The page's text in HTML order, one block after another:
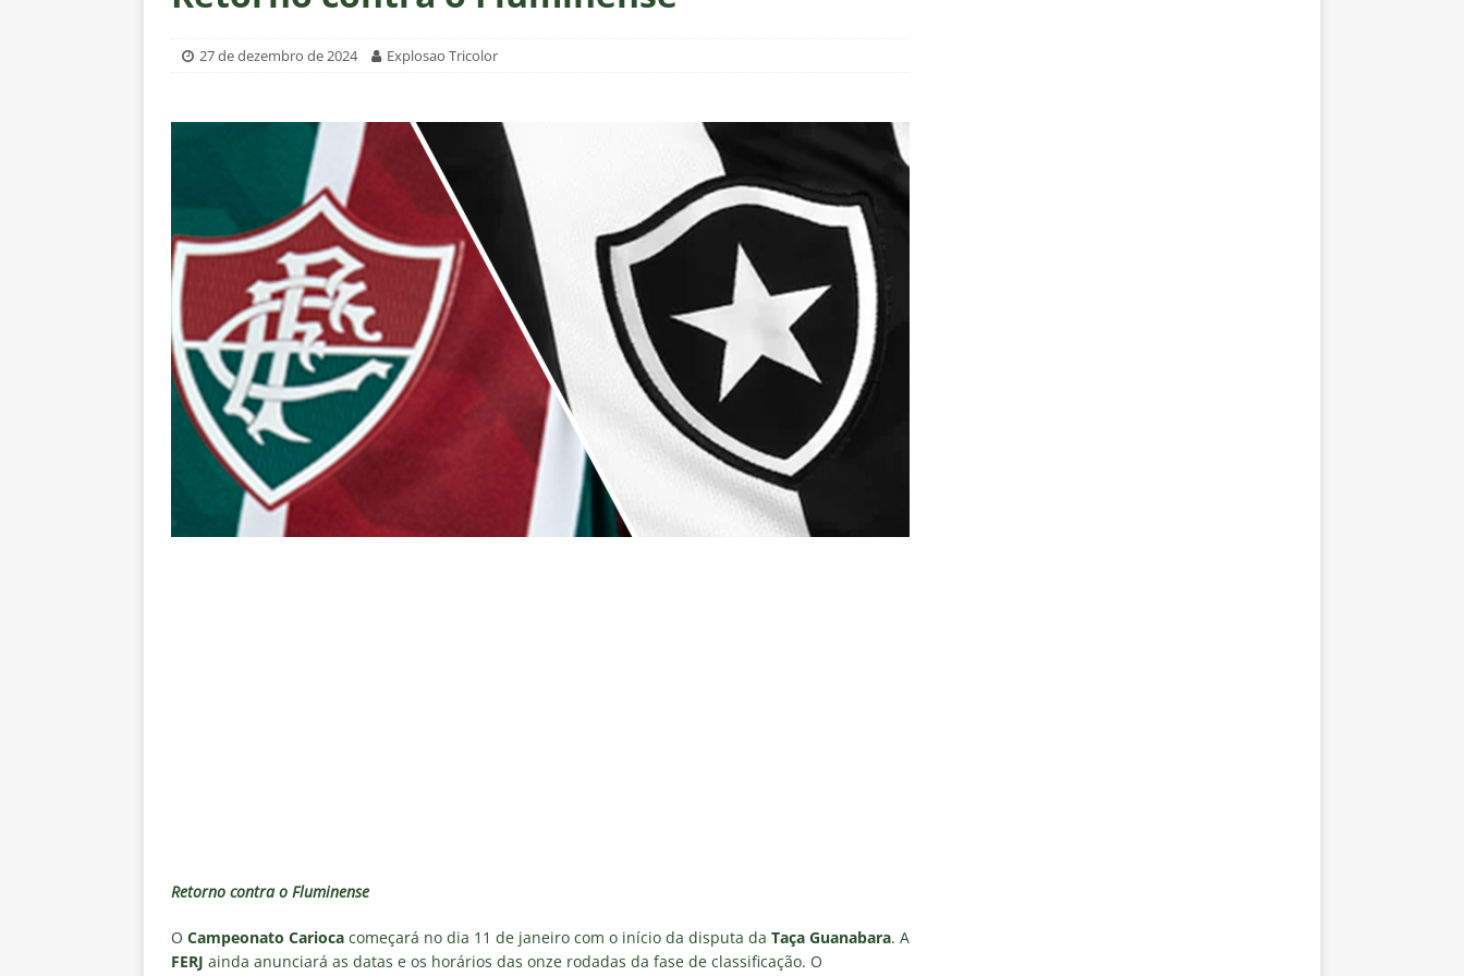
Vinicius Toledo para o Clássico Vovô
Independiente Rivadavia vence com show de Alex Arce
NOTÍCIAS
[ 7 de agosto de 2026 ]
REFORÇO? Fluminense apresenta proposta por atacante do Sport
NOTÍCIAS
[ 7 de agosto de 2026 ]
⚠️ EDITORIAL: John Kennedy fora da temporada é um duro golpe para o
Fluminense, por Vinicius Toledo
COLUNAS
[ 7 de agosto de 2026 ] Zubeldía testa mudanças no Fluminense para o clássico contra o
Botafogo; veja provável escalação
NOTÍCIAS
[ 7 de agosto de 2026 ]
Conmebol divulga escala de arbitragem para Fluminense x Independiente
Rivadavia
NOTÍCIAS
[ 7 de agosto de 2026 ]
Urgente: Fluminense revela resultados dos exames de John Kennedy
NOTÍCIAS
[ 7 de agosto de 2026 ] Rivadavia anuncia reforço de peso para enfrentar o Fluminense na
[ 7 de agosto de 2026 ] ALERTA DEMOCRÁTICO: Especulações sobre “candidato tampão” no
27 de dezembro de 2024 Explosao Tricolor
Retorno contra o Fluminense
O Campeonato Carioca começará no dia 11 de janeiro com o início da disputa da Taça Guanabara. A
FERJ ainda anunciará as datas e os horários das onze rodadas da fase de classificação. O